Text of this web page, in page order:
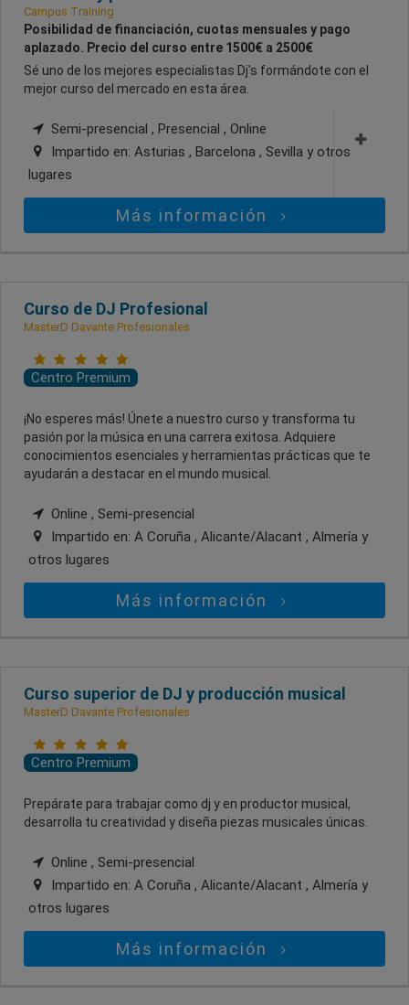
Campus Training
Posibilidad de financiación, cuotas mensuales y pago
aplazado. Precio del curso entre 1500€ a 2500€
Sé uno de los mejores especialistas Dj's formándote con el
mejor curso del mercado en esta área.
Semi-presencial , Presencial , Online
Impartido en: Asturias , Barcelona , Sevilla y otros
lugares
Más información
Curso de DJ Profesional
MasterD Davante Profesionales
Centro Premium
¡No esperes más! Únete a nuestro curso y transforma tu
pasión por la música en una carrera exitosa. Adquiere
conocimientos esenciales y herramientas prácticas que te
ayudarán a destacar en el mundo musical.
Online , Semi-presencial
Impartido en: A Coruña , Alicante/Alacant , Almería y
otros lugares
Más información
Curso superior de DJ y producción musical
MasterD Davante Profesionales
Centro Premium
Prepárate para trabajar como dj y en productor musical,
desarrolla tu creatividad y diseña piezas musicales únicas.
Online , Semi-presencial
Impartido en: A Coruña , Alicante/Alacant , Almería y
otros lugares
Más información